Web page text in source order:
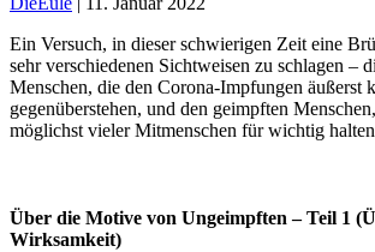
Ein Versuch, in dieser schwierigen Zeit eine
sehr verschiedenen Sichtweisen zu schlagen –
Menschen, die den Corona-Impfungen äußerst
gegenüberstehen, und den geimpften
möglichst vieler Mitmenschen für wichtig
Über die Motive von Ungeimpften – Teil 1
Wirksamkeit)